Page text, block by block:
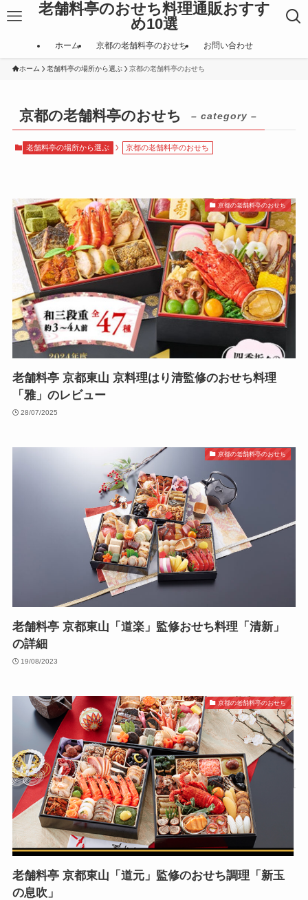
老舗料亭のおせち料理通販おすす
め10選
ホーム 京都の老舗料亭のおせち お問い合わせ
ホーム 老舗料亭の場所から選ぶ 京都の老舗料亭のおせち
京都の老舗料亭のおせち – category –
老舗料亭の場所から選ぶ 京都の老舗料亭のおせち
京都の老舗料亭のおせち
老舗料亭 京都東山 京料理はり清監修のおせち料理
「雅」のレビュー
28/07/2025
京都の老舗料亭のおせち
老舗料亭 京都東山「道楽」監修おせち料理「清新」
の詳細
19/08/2023
京都の老舗料亭のおせち
老舗料亭 京都東山「道元」監修のおせち調理「新玉
の息吹」